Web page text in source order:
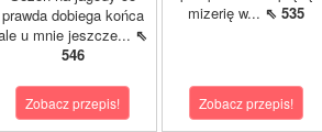
prawda dobiega końca
u mnie jeszcze... ⇖
546
Zobacz przepis!
mizerię w... ⇖ 535
Zobacz przepis!